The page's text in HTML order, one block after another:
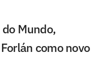
Mundo,
como novo